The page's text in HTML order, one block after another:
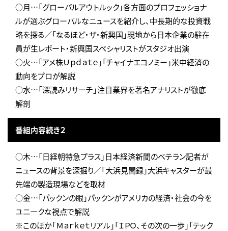
○月…「グローバルアウトルック」各方面のプロフェッショナ
ルが選ぶグローバルなニュースを紹介し、中長期的な投資戦
略を探る／「なるほど・ザ・新興国」現地から日本企業の駐在
員が生レポート・新興国スペシャリストがスタジオ出演
○火…「アメ株Ｕｐｄａｔｅ」「チャイナエコノミー」米中経済の
動向をプロが解説
○水…「深読みリサーチ」注目業界を著名アナリストが徹底
解剖
番組内容続き２
○木…「日経朝特急プラス」日本経済新聞のベテラン記者が
ニュースの背景を深掘り／「大浜見聞録」大浜キャスターが最
先端の製造現場などを取材
○金…「パックンの眼」パックンがアメリカの経済・社会の今を
ユニークな視点で解説
※このほか「Ｍａｒｋｅｔリアル」「ＩＰＯ、その次の一歩」「テック